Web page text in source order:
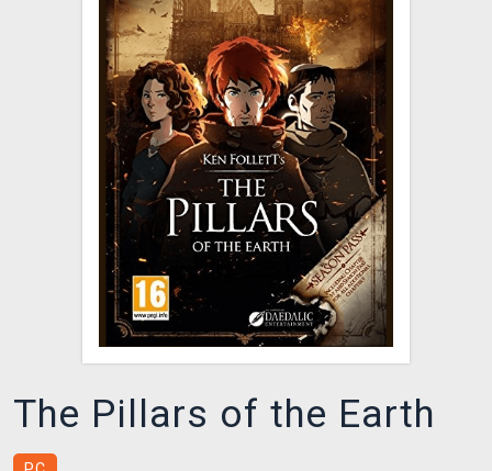
KONTAKT
DOPRAVA
XZONE KLUB
The Pillars of the Earth